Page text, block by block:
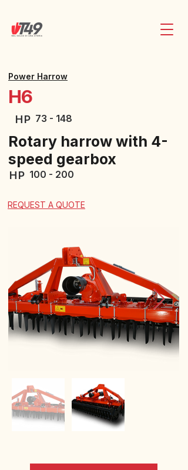
Power Harrow
H6
HP 73 - 148
Rotary harrow with 4-
speed gearbox
HP 100 - 200
REQUEST A QUOTE